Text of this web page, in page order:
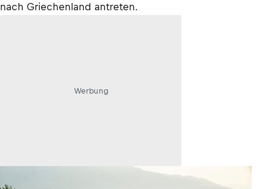
nach Griechenland antreten.
Werbung